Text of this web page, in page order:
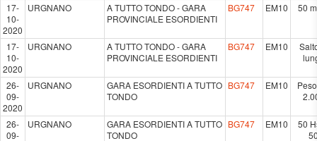
17-
10-
2020
URGNANO
A TUTTO TONDO - GARA
PROVINCIALE ESORDIENTI
BG747 EM10 50
17-
10-
2020
URGNANO
A TUTTO TONDO - GARA
PROVINCIALE ESORDIENTI
BG747 EM10
26-
09-
2020
URGNANO
GARA ESORDIENTI A TUTTO
TONDO
BG747 EM10
26-
09-
URGNANO
GARA ESORDIENTI A TUTTO
TONDO
BG747 EM10
50